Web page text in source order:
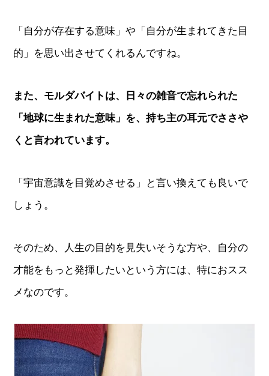
「自分が存在する意味」や「自分が生まれてきた目
的」を思い出させてくれるんですね。
また、モルダバイトは、日々の雑音で忘れられた
「地球に生まれた意味」を、持ち主の耳元でささや
くと言われています。
「宇宙意識を目覚めさせる」と言い換えても良いで
しょう。
そのため、人生の目的を見失いそうな方や、自分の
才能をもっと発揮したいという方には、特におスス
メなのです。